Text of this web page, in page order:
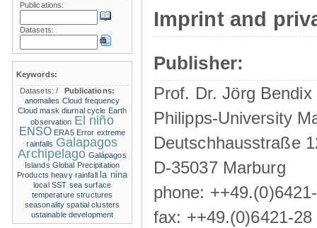
Imprint and
Publisher:
Prof. Dr. Jörg Bendix
Philipps-University
Deutschhausstraße
D-35037 Marburg
phone:
fax: ++49.(0)6421-28
Publications:
Datasets:
Keywords:
Datasets:/
Publications:
anomalies Cloud frequency
Cloud mask diurnal cycle Earth
observation El niño
ENSO ERA5 Error extreme
rainfalls Galapagos
Archipelago Galápagos
Islands Global Precipitation
Products heavy rainfall la nina
local SST sea surface
temperature structures
seasonality spatial clusters
ustainable development